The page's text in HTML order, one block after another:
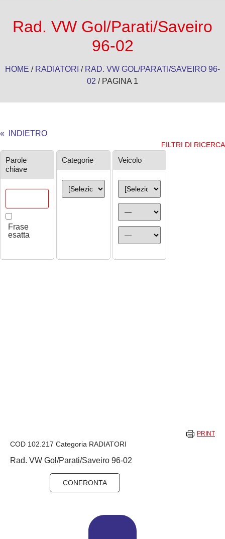
Rad. VW Gol/Parati/Saveiro
96-02
HOME / RADIATORI / RAD. VW GOL/PARATI/SAVEIRO 96-
02 / PAGINA 1
« INDIETRO
FILTRI DI RICERCA
Parole
chiave
Frase
esatta
Categorie Veicolo
PRINT
COD 102.217 Categoria RADIATORI
Rad. VW Gol/Parati/Saveiro 96-02
CONFRONTA